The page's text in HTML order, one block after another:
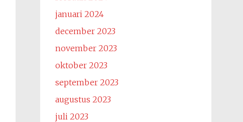
januari 2024
december 2023
november 2023
oktober 2023
september 2023
augustus 2023
juli 2023